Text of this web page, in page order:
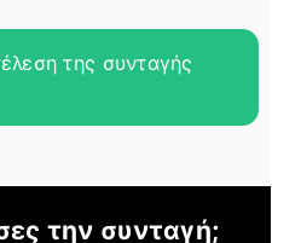
της συνταγής
την συνταγή;